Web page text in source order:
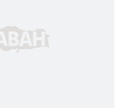
Korunması Kanunu uyarınca
okumak ve sitemizde
kullanılan çerezlerle ilgili bilgi